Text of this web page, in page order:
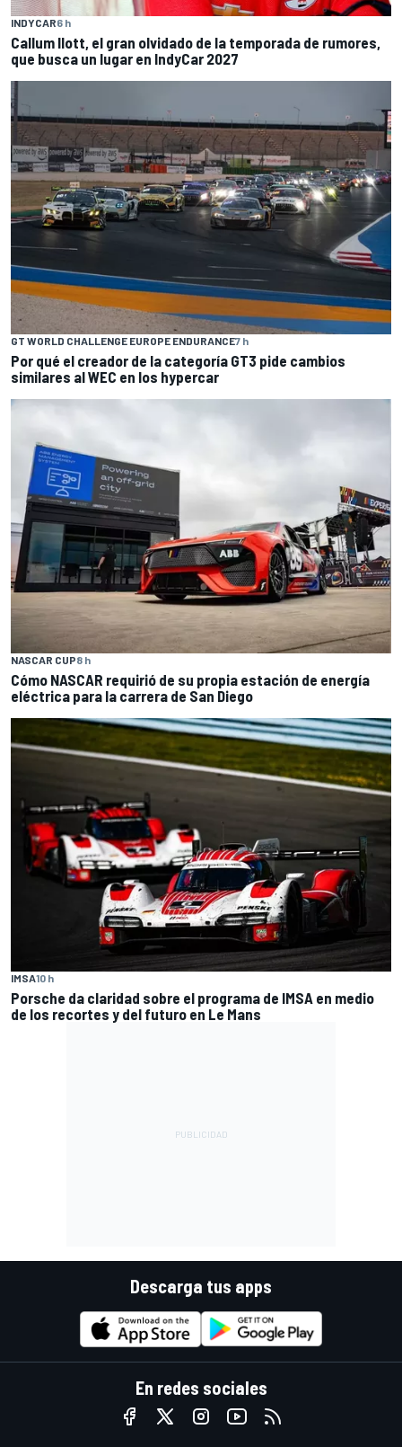
INDYCAR6 h
Callum Ilott, el gran olvidado de la temporada de rumores,
que busca un lugar en IndyCar 2027
GT WORLD CHALLENGE EUROPE ENDURANCE7 h
Por qué el creador de la categoría GT3 pide cambios
similares al WEC en los hypercar
NASCAR CUP8 h
Cómo NASCAR requirió de su propia estación de energía
eléctrica para la carrera de San Diego
IMSA10 h
Porsche da claridad sobre el programa de IMSA en medio
de los recortes y del futuro en Le Mans
Descarga tus apps
En redes sociales